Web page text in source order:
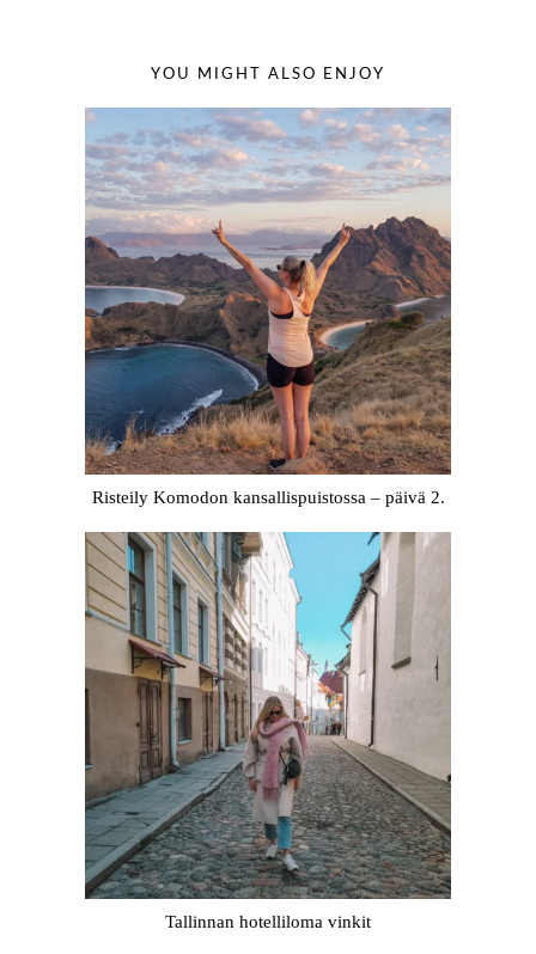
YOU MIGHT ALSO ENJOY
Risteily Komodon kansallispuistossa – päivä 2.
Tallinnan hotelliloma vinkit